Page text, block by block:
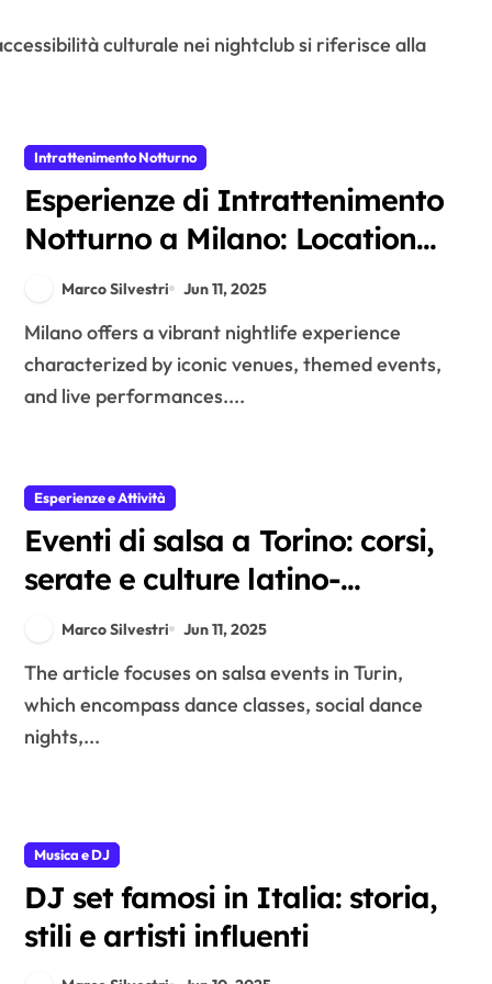
Intrattenimento Notturno
Esperienze di Intrattenimento
Notturno a Milano: Location
Iconiche, Eventi a Tema e
Performance dal Vivo
Marco Silvestri Jun 11, 2025
Milano offers a vibrant nightlife experience
characterized by iconic venues, themed events,
and live performances....
Esperienze e Attività
Eventi di salsa a Torino: corsi,
serate e culture latino-
americane
Marco Silvestri Jun 11, 2025
The article focuses on salsa events in Turin,
which encompass dance classes, social dance
nights,...
Musica e DJ
DJ set famosi in Italia: storia,
stili e artisti influenti